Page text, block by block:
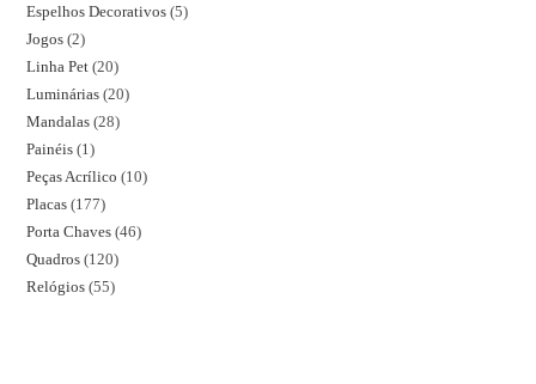
Espelhos Decorativos 5
Jogos 2
Linha Pet 20
Luminárias 20
Mandalas 28
Painéis 1
Peças Acrílico 10
Placas 177
Porta Chaves 46
Quadros 120
Relógios 55